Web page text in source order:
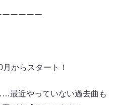
ーーーー
からスタート！
最近やっていない過去曲も